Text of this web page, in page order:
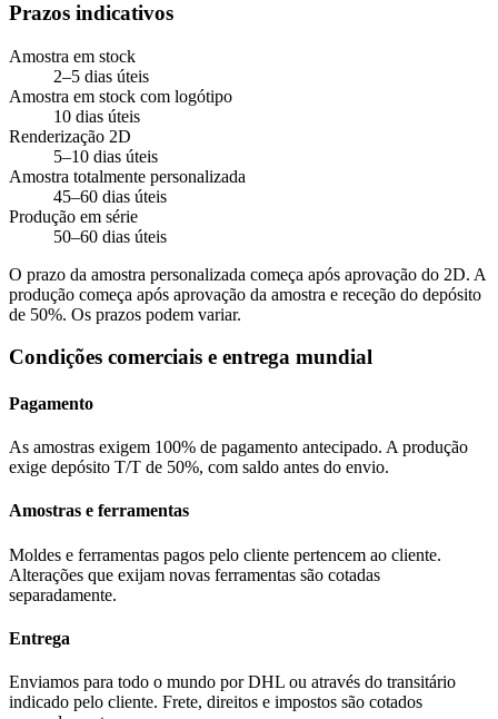
Prazos indicativos
Amostra em stock
2–5 dias úteis
Amostra em stock com logótipo
10 dias úteis
Renderização 2D
5–10 dias úteis
Amostra totalmente personalizada
45–60 dias úteis
Produção em série
50–60 dias úteis
O prazo da amostra personalizada começa após aprovação do 2D. A
produção começa após aprovação da amostra e receção do depósito
de 50%. Os prazos podem variar.
Condições comerciais e entrega mundial
Pagamento
As amostras exigem 100% de pagamento antecipado. A produção
exige depósito T/T de 50%, com saldo antes do envio.
Amostras e ferramentas
Moldes e ferramentas pagos pelo cliente pertencem ao cliente.
Alterações que exijam novas ferramentas são cotadas
separadamente.
Entrega
Enviamos para todo o mundo por DHL ou através do transitário
indicado pelo cliente. Frete, direitos e impostos são cotados